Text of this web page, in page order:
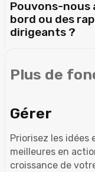
Pouvons-nous
bord ou des
dirigeants ?
Plus de
Gérer
Priorisez les
meilleures en
croissance de